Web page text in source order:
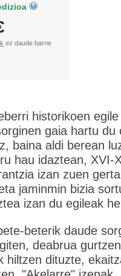
ez daude barne
historikoen egile
gaia hartu du
baina aldi berean
hau idaztean, XVI-
izan zuen
jaminmin bizia
izan du egileak
beterik daude
deabrua
hiltzen dituzte,